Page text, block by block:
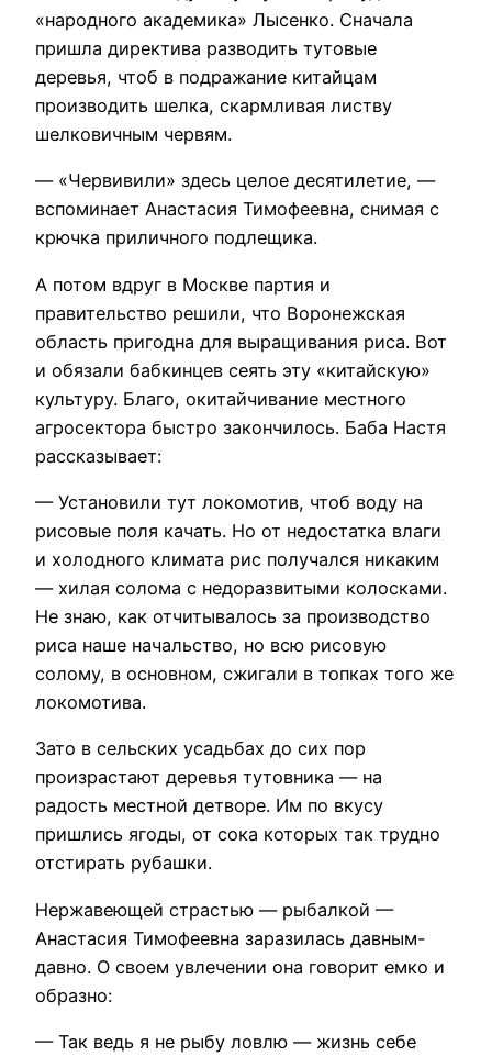
«народного академика» Лысенко. Сначала
пришла директива разводить тутовые
деревья, чтоб в подражание китайцам
производить шелка, скармливая листву
шелковичным червям.
— «Червивили» здесь целое десятилетие, —
вспоминает Анастасия Тимофеевна, снимая с
крючка приличного подлещика.
А потом вдруг в Москве партия и
правительство решили, что Воронежская
область пригодна для выращивания риса. Вот
и обязали бабкинцев сеять эту «китайскую»
культуру. Благо, окитайчивание местного
агросектора быстро закончилось. Баба Настя
рассказывает:
— Установили тут локомотив, чтоб воду на
рисовые поля качать. Но от недостатка влаги
и холодного климата рис получался никаким
— хилая солома с недоразвитыми колосками.
Не знаю, как отчитывалось за производство
риса наше начальство, но всю рисовую
солому, в основном, сжигали в топках того же
локомотива.
Зато в сельских усадьбах до сих пор
произрастают деревья тутовника — на
радость местной детворе. Им по вкусу
пришлись ягоды, от сока которых так трудно
отстирать рубашки.
Нержавеющей страстью — рыбалкой —
Анастасия Тимофеевна заразилась давным-
давно. О своем увлечении она говорит емко и
образно:
— Так ведь я не рыбу ловлю — жизнь себе